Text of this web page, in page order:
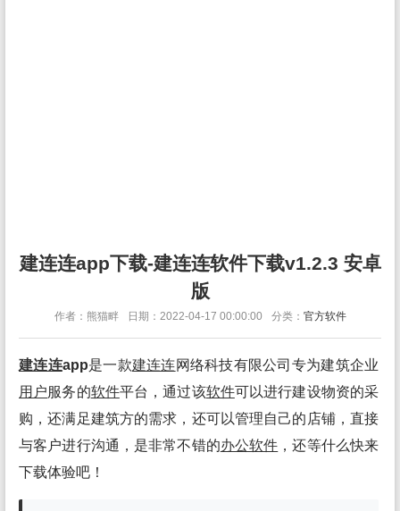
建连连app下载-建连连软件下载v1.2.3 安卓
版
作者：熊猫畔 日期：2022-04-17 00:00:00 分类： 官方软件
建连连app是一款建连连网络科技有限公司专为建筑企业
用户服务的软件平台，通过该软件可以进行建设物资的采
购，还满足建筑方的需求，还可以管理自己的店铺，直接
与客户进行沟通，是非常不错的办公软件 ，还等什么快来
下载体验吧！